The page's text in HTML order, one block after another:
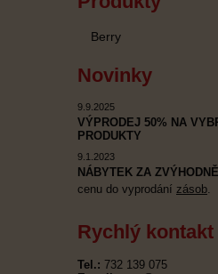
Berry
Novinky
9.9.2025
VÝPRODEJ 50% NA
PRODUKTY
9.1.2023
NÁBYTEK ZA
cenu do vyprodání zásob.
Rychlý kontakt
Tel.: 732 139 075